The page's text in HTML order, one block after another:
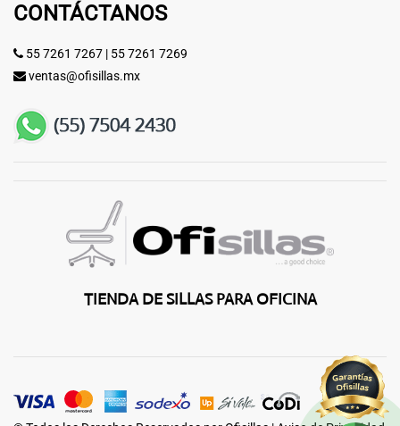
CONTÁCTANOS
55 7261 7267 | 55 7261 7269
ventas@ofisillas.mx
TIENDA DE SILLAS PARA OFICINA